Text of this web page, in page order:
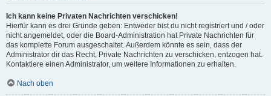
Ich kann keine Privaten Nachrichten verschicken!
Hierfür kann es drei Gründe geben: Entweder bist du nicht registriert und / oder
nicht angemeldet, oder die Board-Administration hat Private Nachrichten für
das komplette Forum ausgeschaltet. Außerdem könnte es sein, dass der
Administrator dir das Recht, Private Nachrichten zu verschicken, entzogen hat.
Kontaktiere einen Administrator, um weitere Informationen zu erhalten.
Nach oben